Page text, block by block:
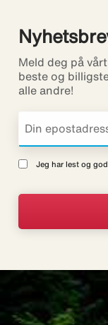
Meld deg på
beste og
alle andre!
Jeg har lest og